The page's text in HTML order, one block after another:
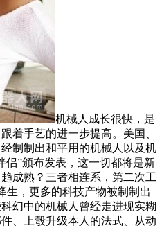
机械人成长很快，是
着手艺的进一步提高。美国、
制制出和平用的机械人以及机
侣”颁布发表，这一切都将是新
成熟？三者相连系，第二次工
生，更多的科技产物被制制出
幻中的机械人曾经走进现实糊
、上彀升级本人的法式、从动